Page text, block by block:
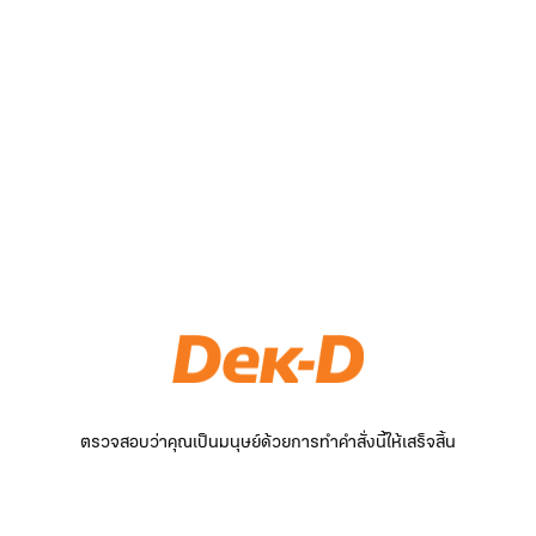
ตรวจสอบว่าคุณเป็นมนุษย์ด้วยการทำคำสั่งนี้ให้เสร็จสิ้น